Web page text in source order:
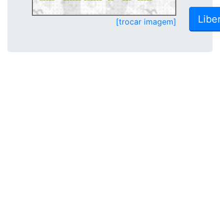
[trocar imagem]